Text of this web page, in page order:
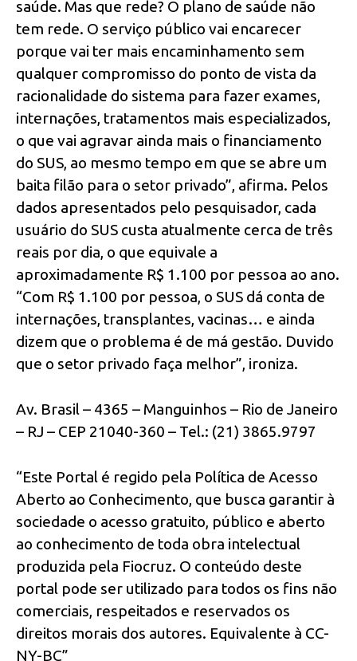
saúde. Mas que rede? O plano de saúde não
tem rede. O serviço público vai encarecer
porque vai ter mais encaminhamento sem
qualquer compromisso do ponto de vista da
racionalidade do sistema para fazer exames,
internações, tratamentos mais especializados,
o que vai agravar ainda mais o financiamento
do SUS, ao mesmo tempo em que se abre um
baita filão para o setor privado”, afirma. Pelos
dados apresentados pelo pesquisador, cada
usuário do SUS custa atualmente cerca de três
reais por dia, o que equivale a
aproximadamente R$ 1.100 por pessoa ao ano.
“Com R$ 1.100 por pessoa, o SUS dá conta de
internações, transplantes, vacinas… e ainda
dizem que o problema é de má gestão. Duvido
que o setor privado faça melhor”, ironiza.
Av. Brasil – 4365 – Manguinhos – Rio de Janeiro
– RJ – CEP 21040-360 – Tel.: (21) 3865.9797
“Este Portal é regido pela Política de Acesso
Aberto ao Conhecimento, que busca garantir à
sociedade o acesso gratuito, público e aberto
ao conhecimento de toda obra intelectual
produzida pela Fiocruz. O conteúdo deste
portal pode ser utilizado para todos os fins não
comerciais, respeitados e reservados os
direitos morais dos autores. Equivalente à CC-
NY-BC”